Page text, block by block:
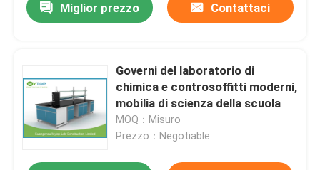
Miglior prezzo Contattaci
Governi del laboratorio di
chimica e controsoffitti moderni,
mobilia di scienza della scuola
MOQ：Misuro
Prezzo：Negotiable